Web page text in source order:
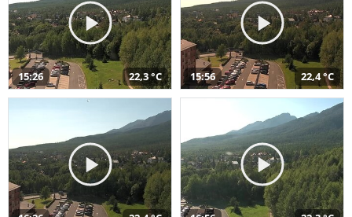
15:26 22,3 °C 15:56 22,4 °C